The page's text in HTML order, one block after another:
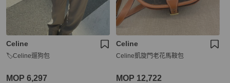
Celine
🏷Celine遛狗包
MOP 6,297
Celine
Celine凱旋門老花馬鞍包
MOP 12,722